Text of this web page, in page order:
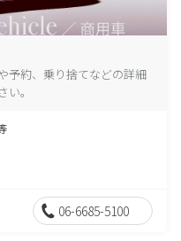
予約、乗り捨てなどの詳細
。
06-6685-5100